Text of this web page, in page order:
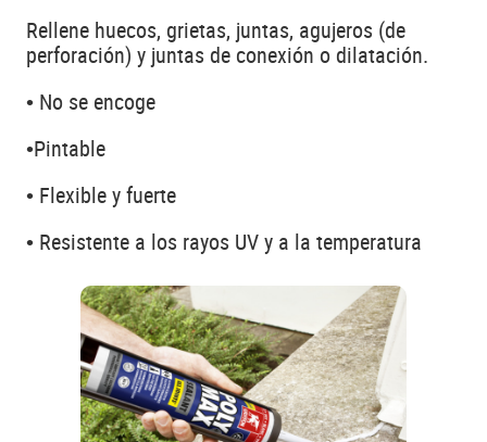
Rellene huecos, grietas, juntas, agujeros (de
perforación) y juntas de conexión o dilatación.
• No se encoge
•Pintable
• Flexible y fuerte
• Resistente a los rayos UV y a la temperatura